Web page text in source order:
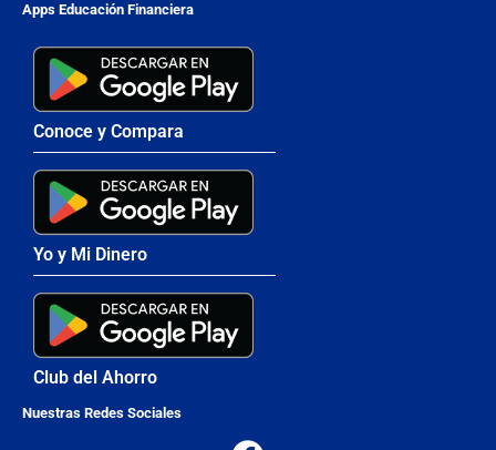
Apps Educación Financiera
Conoce y Compara
Yo y Mi Dinero
Club del Ahorro
Nuestras Redes Sociales